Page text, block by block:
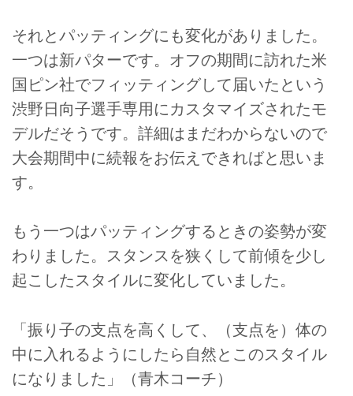
それとパッティングにも変化がありました。
一つは新パターです。オフの期間に訪れた米
国ピン社でフィッティングして届いたという
渋野日向子選手専用にカスタマイズされたモ
デルだそうです。詳細はまだわからないので
大会期間中に続報をお伝えできればと思いま
す。
もう一つはパッティングするときの姿勢が変
わりました。スタンスを狭くして前傾を少し
起こしたスタイルに変化していました。
「振り子の支点を高くして、（支点を）体の
中に入れるようにしたら自然とこのスタイル
になりました」（青木コーチ）